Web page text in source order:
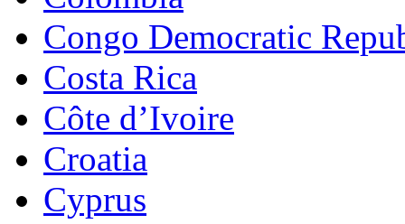
Congo Democratic
Costa Rica
Côte d’Ivoire
Croatia
Cyprus